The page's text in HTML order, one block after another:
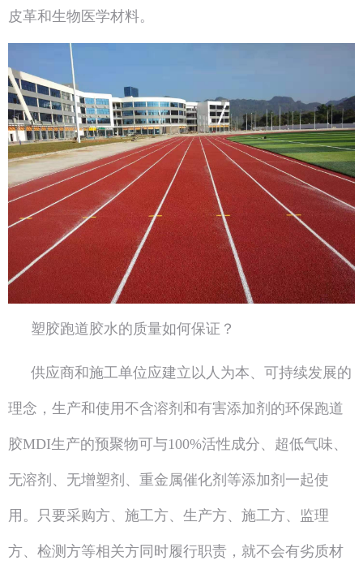
皮革和生物医学材料。
塑胶跑道胶水的质量如何保证？
供应商和施工单位应建立以人为本、可持续发展的
理念，生产和使用不含溶剂和有害添加剂的环保跑道
胶MDI生产的预聚物可与100%活性成分、超低气味、
无溶剂、无增塑剂、重金属催化剂等添加剂一起使
用。只要采购方、施工方、生产方、施工方、监理
方、检测方等相关方同时履行职责，就不会有劣质材